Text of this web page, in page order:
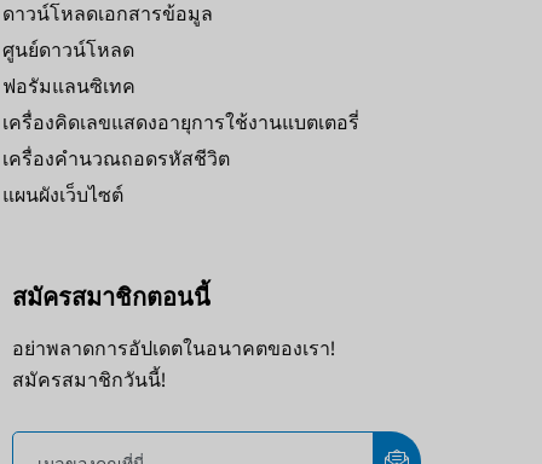
ดาวน์โหลดเอกสารข้อมูล
ศูนย์ดาวน์โหลด
ฟอรัมแลนซิเทค
เครื่องคิดเลขแสดงอายุการใช้งานแบตเตอรี่
เครื่องคำนวณถอดรหัสชีวิต
แผนผังเว็บไซต์
สมัครสมาชิกตอนนี้
อย่าพลาดการอัปเดตในอนาคตของเรา!
สมัครสมาชิกวันนี้!